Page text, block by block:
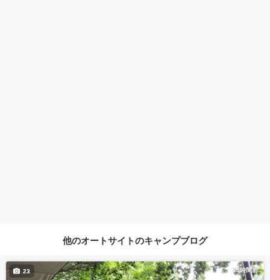
他のオートサイトのキャンプブログ
15時間前
23